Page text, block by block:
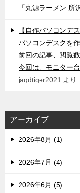
「丸源ラーメン 所
【自作パソコンデ
パソコンデスクを
前回の記事、閲覧
今回は、モニター
jagdtiger2021 より
アーカイブ
2026年8月 (1)
2026年7月 (4)
2026年6月 (5)